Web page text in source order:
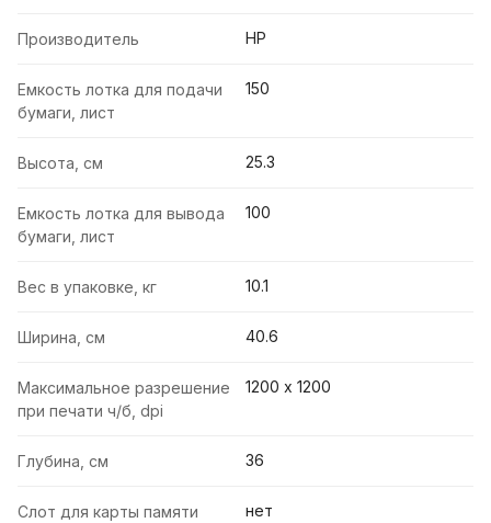
Производитель HP
Емкость лотка для подачи
бумаги, лист
150
Высота, см 25.3
Емкость лотка для вывода
бумаги, лист
100
Вес в упаковке, кг 10.1
Ширина, см 40.6
Максимальное разрешение
при печати ч/б, dpi
1200 х 1200
Глубина, см 36
Слот для карты памяти нет